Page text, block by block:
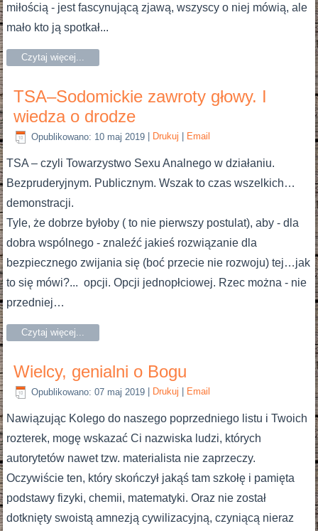
miłością - jest fascynującą zjawą, wszyscy o niej mówią, ale
mało kto ją spotkał...
Czytaj więcej...
TSA–Sodomickie zawroty głowy. I
wiedza o drodze
Opublikowano: 10 maj 2019 Drukuj Email
TSA – czyli Towarzystwo Sexu Analnego w działaniu.
Bezpruderyjnym. Publicznym. Wszak to czas wszelkich…
demonstracji.
Tyle, że dobrze byłoby ( to nie pierwszy postulat), aby - dla
dobra wspólnego - znaleźć jakieś rozwiązanie dla
bezpiecznego zwijania się (boć przecie nie rozwoju) tej…jak
to się mówi?... opcji. Opcji jednopłciowej. Rzec można - nie
przedniej…
Czytaj więcej...
Wielcy, genialni o Bogu
Opublikowano: 07 maj 2019 Drukuj Email
Nawiązując Kolego do naszego poprzedniego listu i Twoich
rozterek, mogę wskazać Ci nazwiska ludzi, których
autorytetów nawet tzw. materialista nie zaprzeczy.
Oczywiście ten, który skończył jakąś tam szkołę i pamięta
podstawy fizyki, chemii, matematyki. Oraz nie został
dotknięty swoistą amnezją cywilizacyjną, czyniącą nieraz